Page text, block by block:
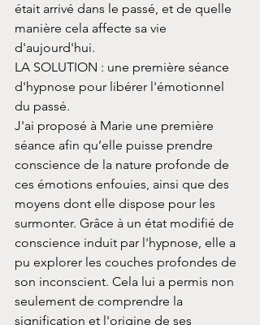
était arrivé dans le passé, et de quelle
manière cela affecte sa vie
d'aujourd'hui.
LA SOLUTION : une première séance
d'hypnose pour libérer l'émotionnel
du passé.
J'ai proposé à Marie une première
séance afin qu’elle puisse prendre
conscience de la nature profonde de
ces émotions enfouies, ainsi que des
moyens dont elle dispose pour les
surmonter. Grâce à un état modifié de
conscience induit par l'hypnose, elle a
pu explorer les couches profondes de
son inconscient. Cela lui a permis non
seulement de comprendre la
signification et l'origine de ses